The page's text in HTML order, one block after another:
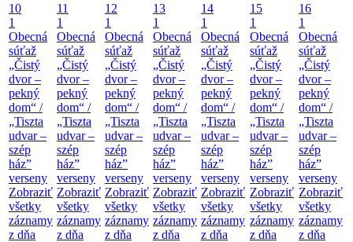
10
1
Obecná
súťaž
„Čistý
dvor –
pekný
dom“ /
„Tiszta
udvar –
szép
ház”
verseny
Zobraziť
všetky
záznamy
z dňa
11
1
Obecná
súťaž
„Čistý
dvor –
pekný
dom“ /
„Tiszta
udvar –
szép
ház”
verseny
Zobraziť
všetky
záznamy
z dňa
12
1
Obecná
súťaž
„Čistý
dvor –
pekný
dom“ /
„Tiszta
udvar –
szép
ház”
verseny
Zobraziť
všetky
záznamy
z dňa
13
1
Obecná
súťaž
„Čistý
dvor –
pekný
dom“ /
„Tiszta
udvar –
szép
ház”
verseny
Zobraziť
všetky
záznamy
z dňa
14
1
Obecná
súťaž
„Čistý
dvor –
pekný
dom“ /
„Tiszta
udvar –
szép
ház”
verseny
Zobraziť
všetky
záznamy
z dňa
15
1
Obecná
súťaž
„Čistý
dvor –
pekný
dom“ /
„Tiszta
udvar –
szép
ház”
verseny
Zobraziť
všetky
záznamy
z dňa
16
1
Obecná
súťaž
„Čistý
dvor –
pekný
dom“ /
„Tiszta
udvar –
szép
ház”
verseny
Zobraziť
všetky
záznamy
z dňa